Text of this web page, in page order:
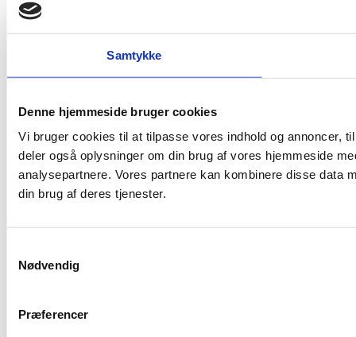
Samtykke
Denne hjemmeside bruger cookies
Vi bruger cookies til at tilpasse vores indhold og annoncer,
deler også oplysninger om din brug af vores hjemmeside
analysepartnere. Vores partnere kan kombinere disse data
din brug af deres tjenester.
Nødvendig
Præferencer